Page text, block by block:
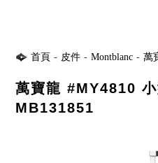
首頁 - 皮件 - Montblanc - 萬
萬寶龍 #MY4810
MB131851